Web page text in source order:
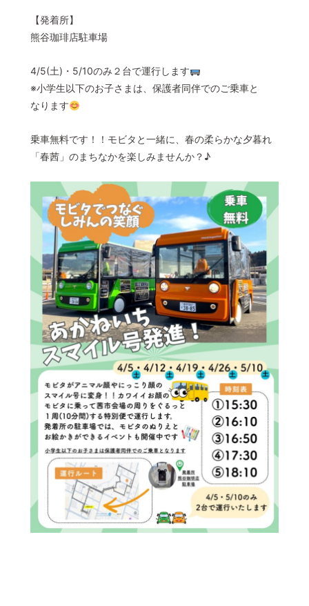
【発着所】
熊谷珈琲店駐車場
4/5(土)・5/10のみ２台で運行します
※小学生以下のお子さまは、保護者同伴でのご乗車と
なります
乗車無料です！！モビタと一緒に、春の柔らかな夕暮れ
「春茜」のまちなかを楽しみませんか？♪